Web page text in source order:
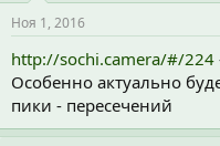
Ноя 1, 2016
http://sochi.camera/#/224
Особенно актуально
пики - пересечений